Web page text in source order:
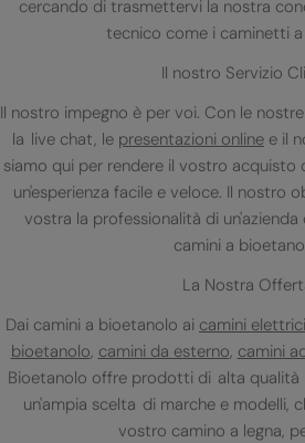
cercando di trasmettervi la nostra
tecnico come i caminetti
Il nostro Servizio
Il nostro impegno è per voi. Con le nostre
la live chat, le presentazioni online e il
siamo qui per rendere il vostro acquisto
un'esperienza facile e veloce. Il nostro
vostra la professionalità di un'azienda
camini a
La Nostra
Dai camini a bioetanolo ai camini elettrici
bioetanolo, camini da esterno, camini
Bioetanolo offre prodotti di alta
un'ampia scelta di marche e modelli,
vostro camino a legna,